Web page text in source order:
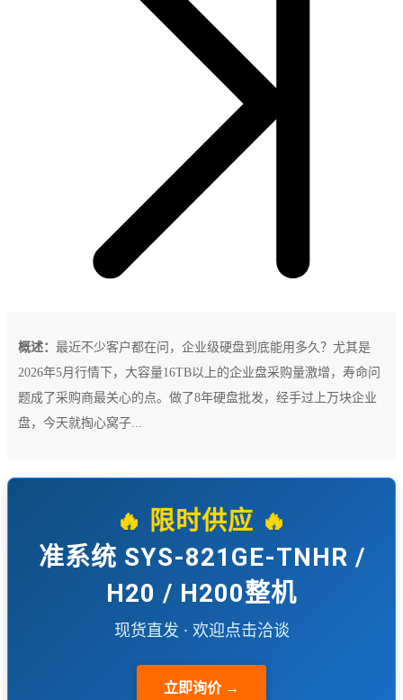
概述： 最近不少客户都在问，企业级硬盘到底能用多久？尤其是
2026年5月行情下，大容量16TB以上的企业盘采购量激增，寿命问
题成了采购商最关心的点。做了8年硬盘批发，经手过上万块企业
盘，今天就掏心窝子...
🔥 限时供应 🔥
准系统 SYS-821GE-TNHR /
H20 / H200整机
现货直发 · 欢迎点击洽谈
立即询价 →